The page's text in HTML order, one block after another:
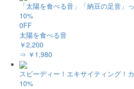
「太陽を食べる音」「納豆の足音」
10%
0FF
太陽を食べる音
￥2,200
⇒ ￥1,980
スピーディー！エキサイティング！
10%